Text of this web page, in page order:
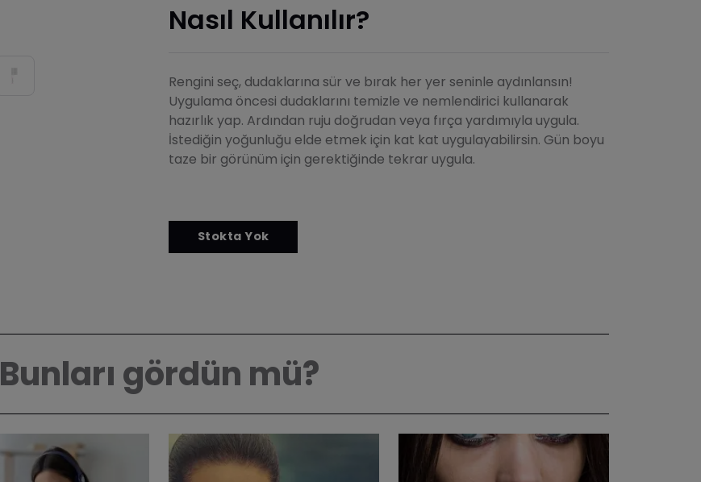
Nasıl Kullanılır?
Rengini seç, dudaklarına sür ve bırak her yer seninle aydınlansın!
Uygulama öncesi dudaklarını temizle ve nemlendirici kullanarak
hazırlık yap. Ardından ruju doğrudan veya fırça yardımıyla uygula.
İstediğin yoğunluğu elde etmek için kat kat uygulayabilirsin. Gün boyu
taze bir görünüm için gerektiğinde tekrar uygula.
Bunları gördün mü?